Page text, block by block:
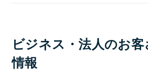
ビジネス・法人のお
情報